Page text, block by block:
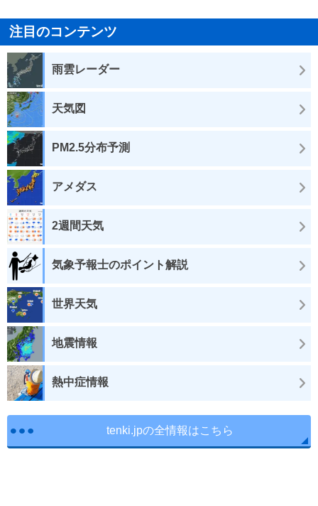
注目のコンテンツ
雨雲レーダー
天気図
PM2.5分布予測
アメダス
2週間天気
気象予報士のポイント解説
世界天気
地震情報
熱中症情報
tenki.jpの全情報はこちら